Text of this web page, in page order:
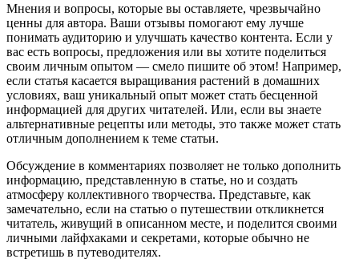
Мнения и вопросы, которые вы оставляете, чрезвычайно
ценны для автора. Ваши отзывы помогают ему лучше
понимать аудиторию и улучшать качество контента. Если у
вас есть вопросы, предложения или вы хотите поделиться
своим личным опытом — смело пишите об этом! Например,
если статья касается выращивания растений в домашних
условиях, ваш уникальный опыт может стать бесценной
информацией для других читателей. Или, если вы знаете
альтернативные рецепты или методы, это также может стать
отличным дополнением к теме статьи.
Обсуждение в комментариях позволяет не только дополнить
информацию, представленную в статье, но и создать
атмосферу коллективного творчества. Представьте, как
замечательно, если на статью о путешествии откликнется
читатель, живущий в описанном месте, и поделится своими
личными лайфхаками и секретами, которые обычно не
встретишь в путеводителях.